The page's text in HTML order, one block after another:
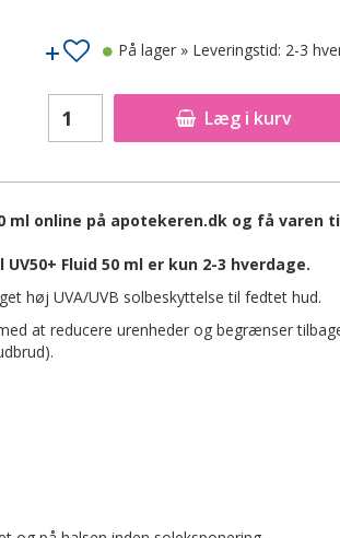
Læg i kurv
På lager » Leveringstid: 2-3
ml online på apotekeren.dk og få varen
Fluid 50 ml er kun 2-3 hverdage.
høj UVA/UVB solbeskyttelse til fedtet hud.
at reducere urenheder og begrænser